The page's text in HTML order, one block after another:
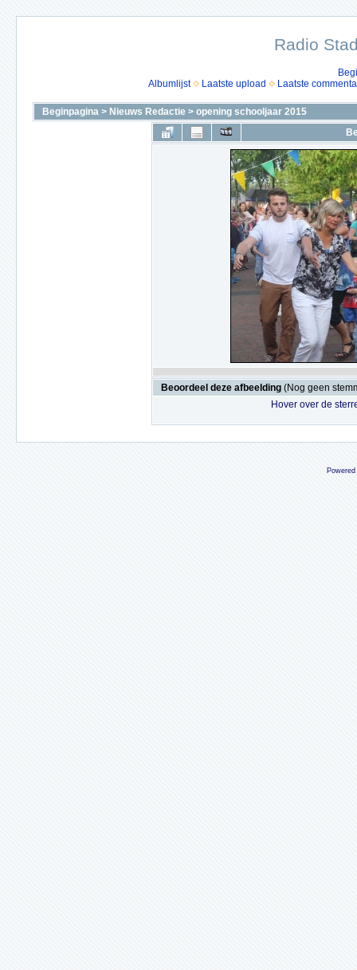
Radio
Albumlijst
Laatste upload Laatste
Beginpagina > Nieuws Redactie > opening schooljaar 2015
Beoordeel deze afbeelding (Nog geen
Hover over de